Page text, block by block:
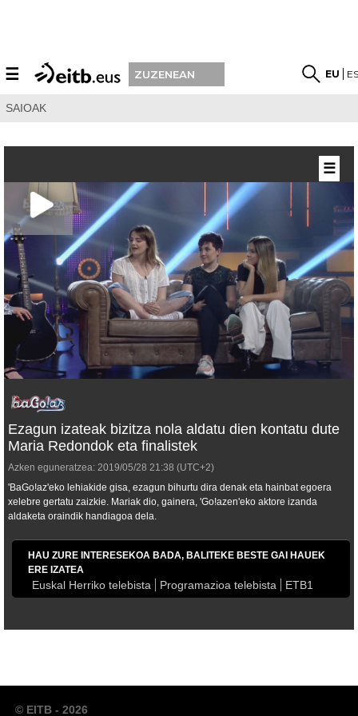
☰ ZUZENEAN EU
SAIOAK
Ezagun izateak bizitza nola aldatu dien kontatu dute
Maria Redondok eta finalistek
Azken eguneratzea: 2019/05/28 21:38 (UTC+2)
'BaGo!az'eko lehiakide gisa, ezagun bihurtu dira denak eta hainbat egoera
xelebre gertatu zaizkie. Mariak dio, gainera, 'Go!azen'eko aktore izanda
aldaketa oraindik handiagoa dela.
HAU ZURE INTERESEKOA BADA, BALITEKE BESTE GAI HAUEK
ERE IZATEA
Euskal Herriko telebista Programazioa telebista ETB1
☰
© EITB - 2026